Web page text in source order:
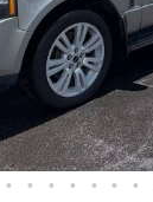
• • • • • • •